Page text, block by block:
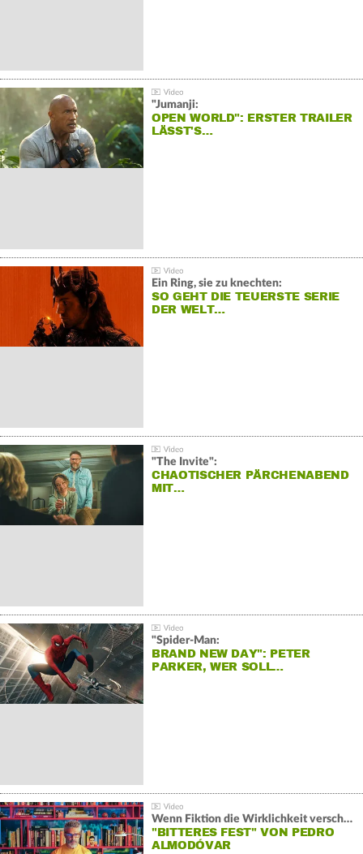
"Jumanji:
OPEN WORLD": ERSTER TRAILER
LÄSST'S…
Ein Ring, sie zu knechten:
SO GEHT DIE TEUERSTE SERIE
DER WELT…
"The Invite":
CHAOTISCHER PÄRCHENABEND
MIT…
"Spider-Man:
BRAND NEW DAY": PETER
PARKER, WER SOLL…
Wenn Fiktion die Wirklichkeit verschiebt:
"BITTERES FEST" VON PEDRO
ALMODÓVAR